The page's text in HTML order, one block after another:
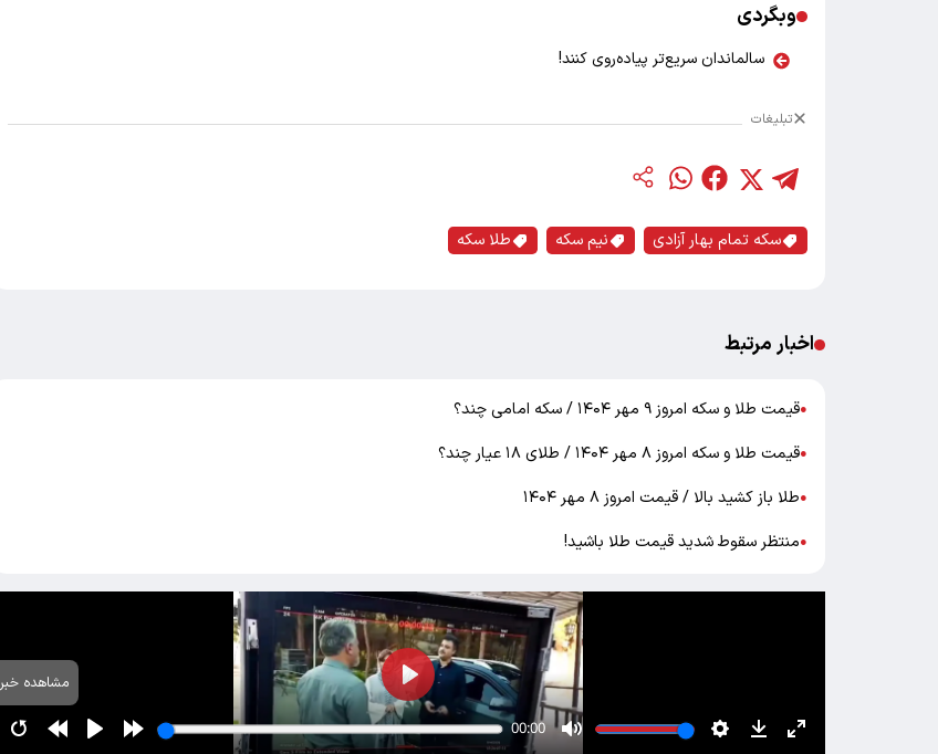
وبگردی
سالماندان سریع‌تر پیاده‌روی کنند!
تبلیغات
سکه تمام بهار آزادی نیم سکه طلا سکه
اخبار مرتبط
●قیمت طلا و سکه امروز ۹ مهر ۱۴۰۴ / سکه امامی چند؟
●قیمت طلا و سکه امروز ۸ مهر ۱۴۰۴ / طلای ۱۸ عیار چند؟
●طلا باز کشید بالا / قیمت امروز ۸ مهر ۱۴۰۴
●منتظر سقوط شدید قیمت طلا باشید!
مشاهده خبر